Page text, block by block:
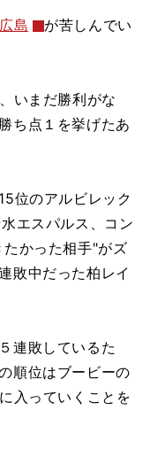
島
が苦しんでい
いまだ勝利がな
ち点１を挙げたあ
位のアルビレック
エスパルス、コン
かった相手"がズ
敗中だった柏レイ
連敗しているた
順位はブービーの
入っていくことを